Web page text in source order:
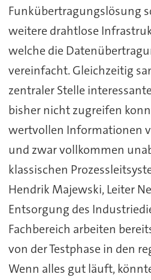
Funkübertragungslösung
weitere drahtlose
welche die
vereinfacht. Gleichzeitig
zentraler Stelle
bisher nicht zugreifen
wertvollen Informationen
und zwar vollkommen
klassischen
Hendrik Majewski, Leiter
Entsorgung des
Fachbereich arbeiten
von der Testphase in den
Wenn alles gut läuft,